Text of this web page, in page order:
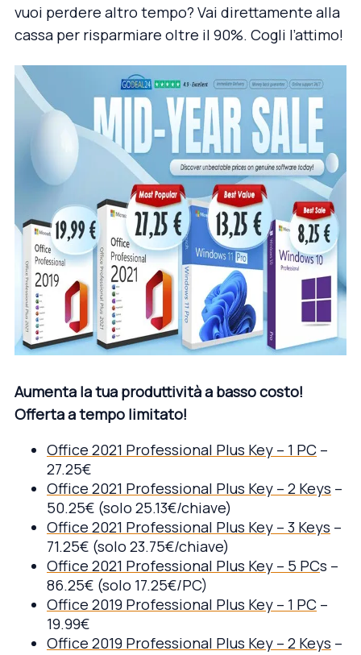
vuoi perdere altro tempo? Vai direttamente alla
cassa per risparmiare oltre il 90%. Cogli l’attimo!
Aumenta la tua produttività a basso costo!
Offerta a tempo limitato!
Office 2021 Professional Plus Key – 1 PC –
27.25€
Office 2021 Professional Plus Key – 2 Keys –
50.25€ (solo 25.13€/chiave)
Office 2021 Professional Plus Key – 3 Keys –
71.25€ (solo 23.75€/chiave)
Office 2021 Professional Plus Key – 5 PCs –
86.25€ (solo 17.25€/PC)
Office 2019 Professional Plus Key – 1 PC –
19.99€
Office 2019 Professional Plus Key – 2 Keys –